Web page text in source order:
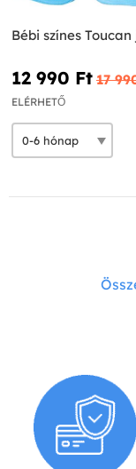
Bébi színes
12 990 Ft‎ 17
ELÉRHETŐ